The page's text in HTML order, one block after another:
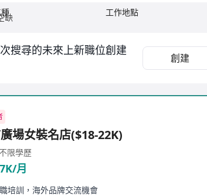
工作地點
缺
搜尋的未來上新職位創建
創建
場女裝名店($18-22K)
不限學歷
月
培訓，海外品牌交流機會